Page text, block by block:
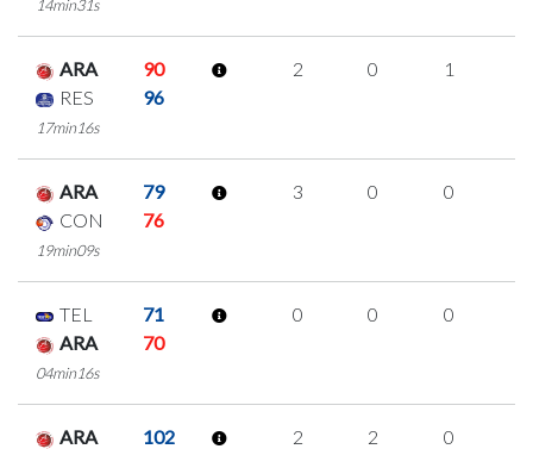
14min31s
ARA
90
RES
96
17min16s
2 0 1
ARA
79
CON
76
19min09s
3 0 0
TEL
71
ARA
70
04min16s
0 0 0
ARA
102
2 2 0